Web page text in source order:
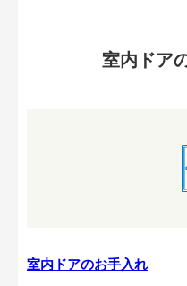
室内ドア
室内ドアのお手入れ